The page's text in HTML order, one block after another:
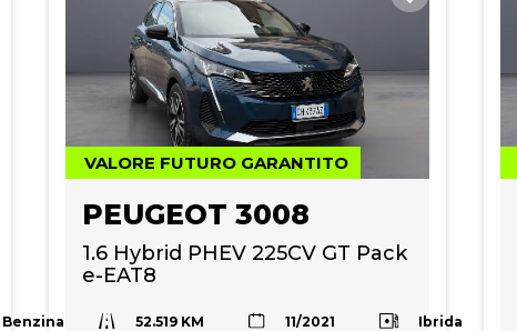
Benzina
VALORE FUTURO GARANTITO
PEUGEOT 3008
1.6 Hybrid PHEV 225CV GT Pack
e-EAT8
52.519 KM 11/2021 Ibrida